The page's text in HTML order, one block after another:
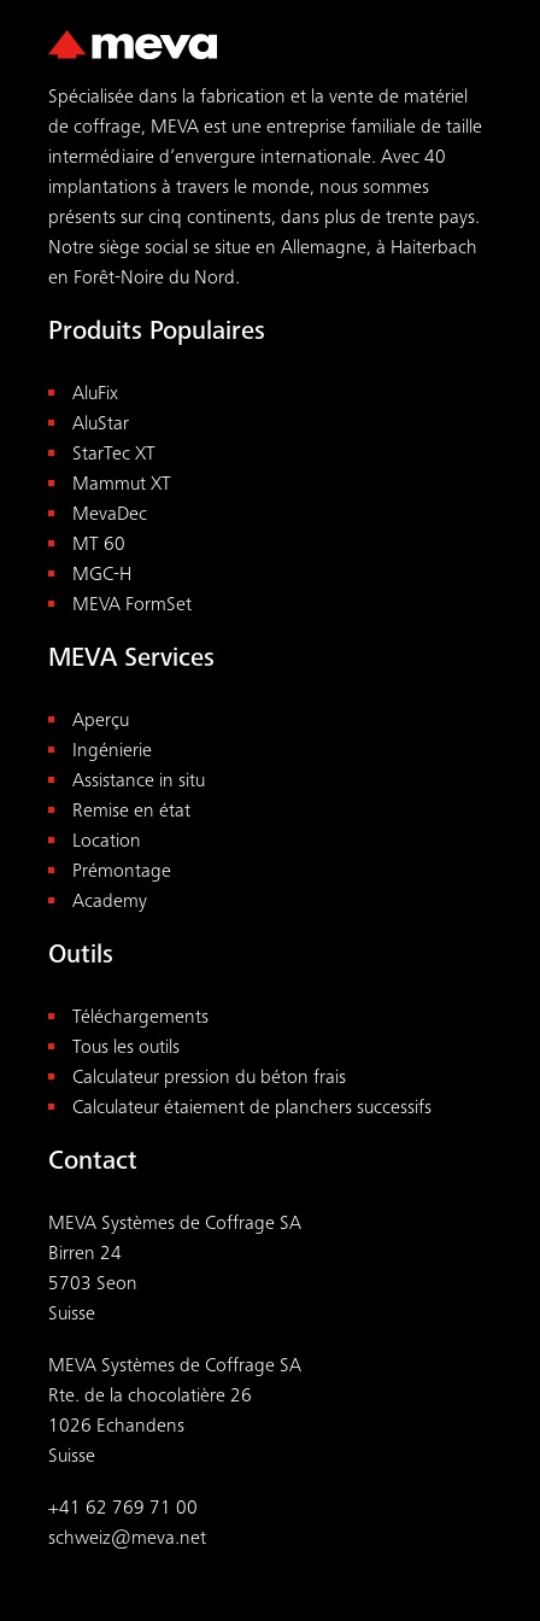
Spécialisée dans la fabrication et la vente de matériel
de coffrage, MEVA est une entreprise familiale de taille
intermédiaire d’envergure internationale. Avec 40
implantations à travers le monde, nous sommes
présents sur cinq continents, dans plus de trente pays.
Notre siège social se situe en Allemagne, à Haiterbach
en Forêt-Noire du Nord.
Produits Populaires
AluFix
AluStar
StarTec XT
Mammut XT
MevaDec
MT 60
MGC-H
MEVA FormSet
MEVA Services
Aperçu
Ingénierie
Assistance in situ
Remise en état
Location
Prémontage
Academy
Outils
Téléchargements
Tous les outils
Calculateur pression du béton frais
Calculateur étaiement de planchers successifs
Contact
MEVA Systèmes de Coffrage SA
Birren 24
5703 Seon
Suisse
MEVA Systèmes de Coffrage SA
Rte. de la chocolatière 26
1026 Echandens
Suisse
+41 62 769 71 00
schweiz@meva.net